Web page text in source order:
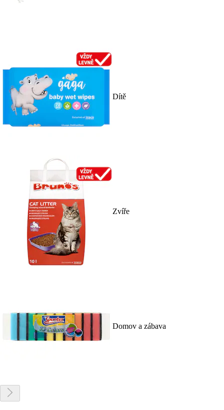
Dítě
Zvíře
Domov a zábava